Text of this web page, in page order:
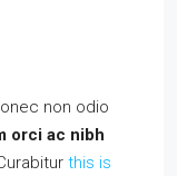
non odio
orci ac nibh
this is